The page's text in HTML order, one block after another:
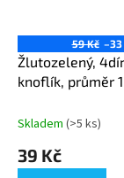
59 Kč –33
Žlutozelený,
knoflík, průměr
Skladem (>5 ks)
39 Kč